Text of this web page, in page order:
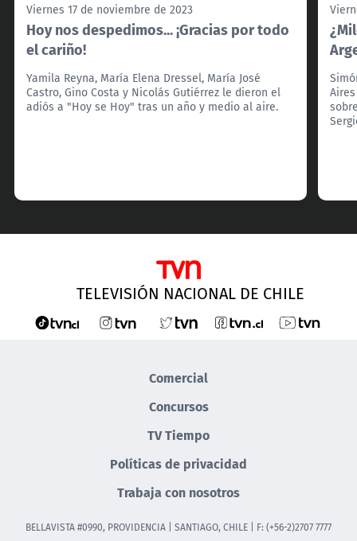
Viernes 17 de noviembre de 2023
Hoy nos despedimos... ¡Gracias por todo
el cariño!
Yamila Reyna, María Elena Dressel, María José
Castro, Gino Costa y Nicolás Gutiérrez le dieron el
adiós a "Hoy se Hoy" tras un año y medio al aire.
TELEVISIÓN NACIONAL DE CHILE
Comercial
Concursos
TV Tiempo
Políticas de privacidad
Trabaja con nosotros
BELLAVISTA #0990, PROVIDENCIA | SANTIAGO, CHILE | F: (+56-2)2707 7777